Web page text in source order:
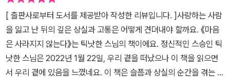
실의 고통을 연결시켜 힘든마음을 달래고 현실을 받아들일 수 있도록
이끌어준다.부드럽고 조곤조곤한, 편안한어투의 글이라 읽고 있으면
마음도 따라 차분해진다. 틱낫한 스님의 말씀처럼, 이제는 떠나보낸
이와 내가 여전히 연결되어 있음을 느낀다. 비록내 눈앞에 살아있는
형체로 존재할 수는 없지만, 이는 누구에게나 찾아오는 당연한 과정
울 만한 삶의 자세와 마인드도 존재할 것이며 어쩌면 이 책도 이런 기
본적, 본질적인 부분에 대해 첨언하는 책이라는 점에 있어서도 긍정
적일 것이다. 특히 심리학 분야나 치유와 회복의 시간, 그리고 내면관
리 영역에 대해 강조하고 있어서 개인 단위에서의 배움과 수행의 시
간도 함께 해볼 수 있을 것이다. <마음은 사라지지 않는다> 우리의
정서나 문화와도 일치하는 부분이 많은 책이며 불교에 대한 무조건적
[ 출판사로부터 도서를 제공받아 작성한 리뷰입니다. ]사랑하는 사람
을 잃고 난 뒤의 깊은 상실과 고통은 어떻게 견뎌내야 할까요. 《마음
은 사라지지 않는다》는 틱낫한 스님의 책이에요. 정신적인 스승인 틱
낫한 스님은 2022년 1월 22일, 우리 곁을 떠났으나 이 책을 읽으면
서 우리 곁에 있음을 느꼈네요. 이 책은 슬픔과 상실의 순간을 겪는 사